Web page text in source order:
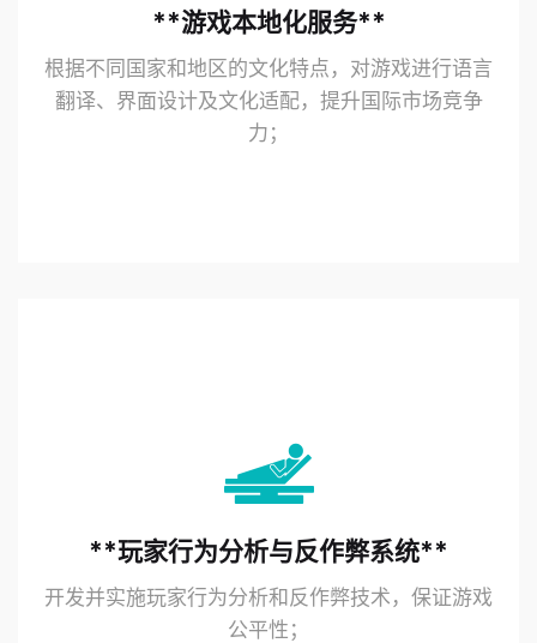
**游戏本地化服务**
根据不同国家和地区的文化特点，对游戏进行语言
翻译、界面设计及文化适配，提升国际市场竞争
力；
**玩家行为分析与反作弊系统**
开发并实施玩家行为分析和反作弊技术，保证游戏
公平性；